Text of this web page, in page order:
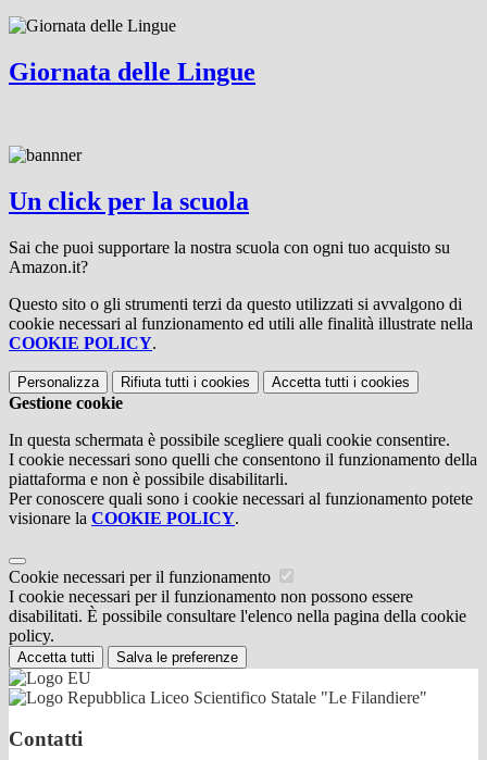
Giornata delle Lingue
Un click per la scuola
Sai che puoi supportare la nostra scuola con ogni tuo acquisto su
Amazon.it?
Questo sito o gli strumenti terzi da questo utilizzati si avvalgono di
cookie necessari al funzionamento ed utili alle finalità illustrate nella
COOKIE POLICY.
Personalizza Rifiuta tutti i cookies Accetta tutti i cookies
Gestione cookie
In questa schermata è possibile scegliere quali cookie consentire.
I cookie necessari sono quelli che consentono il funzionamento della
piattaforma e non è possibile disabilitarli.
Per conoscere quali sono i cookie necessari al funzionamento potete
visionare la COOKIE POLICY.
Cookie necessari per il funzionamento
I cookie necessari per il funzionamento non possono essere
disabilitati. È possibile consultare l'elenco nella pagina della cookie
policy.
Accetta tutti Salva le preferenze
Liceo Scientifico Statale "Le Filandiere"
Contatti